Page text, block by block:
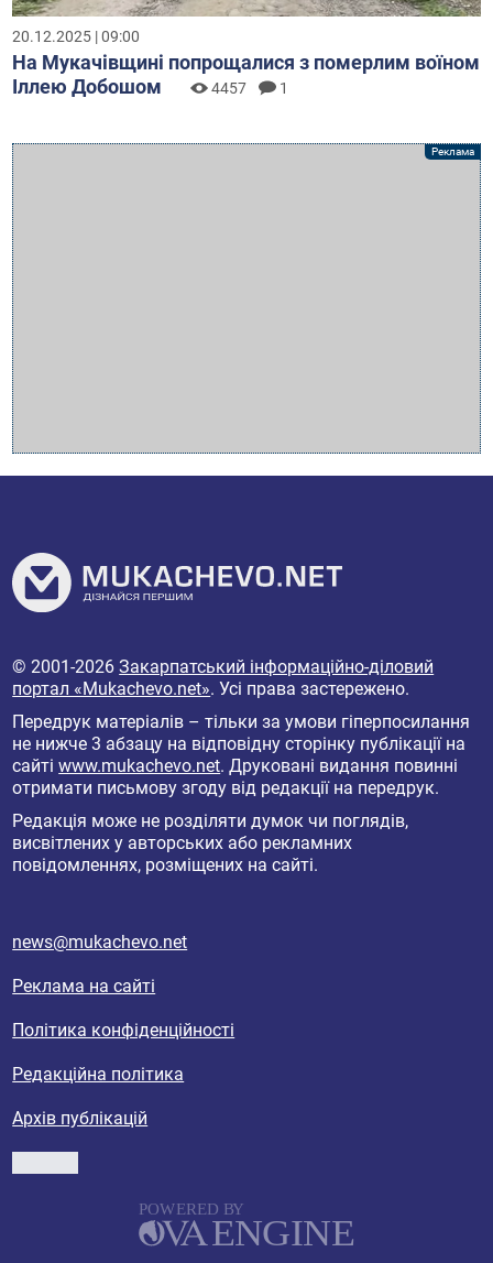
20.12.2025 | 09:00
На Мукачівщині попрощалися з померлим воїном
Іллею Добошом
4457 1
© 2001-2026Закарпатський інформаційно-діловий
портал «Mukachevo.net». Усі права застережено.
Передрук матеріалів – тільки за умови гіперпосилання
не нижче 3 абзацу на відповідну сторінку публікації на
сайтіwww.mukachevo.net. Друковані видання повинні
отримати письмову згоду від редакції на передрук.
Редакція може не розділяти думок чи поглядів,
висвітлених у авторських або рекламних
повідомленнях, розміщених на сайті.
news@mukachevo.net
Реклама на сайті
Політика конфіденційності
Редакційна політика
Архів публікацій